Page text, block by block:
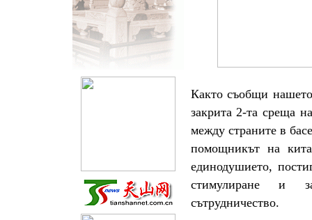
Както съобщи
закрита 2-та среща
между страните в
помощникът на
единодушието,
стимулиране и
сътрудничество.